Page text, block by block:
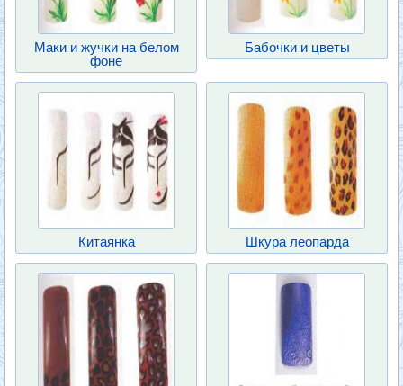
Маки и жучки на белом
фоне
Бабочки и цветы
Китаянка Шкура леопарда